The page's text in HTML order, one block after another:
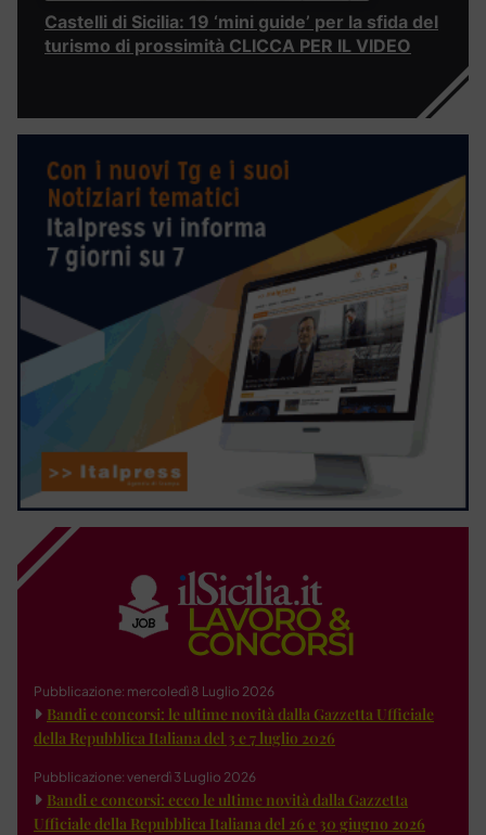
Castelli di Sicilia: 19 ‘mini guide’ per la sfida del
turismo di prossimità CLICCA PER IL VIDEO
Pubblicazione: mercoledì 8 Luglio 2026
Bandi e concorsi: le ultime novità dalla Gazzetta Ufficiale
della Repubblica Italiana del 3 e 7 luglio 2026
Pubblicazione: venerdì 3 Luglio 2026
Bandi e concorsi: ecco le ultime novità dalla Gazzetta
Ufficiale della Repubblica Italiana del 26 e 30 giugno 2026